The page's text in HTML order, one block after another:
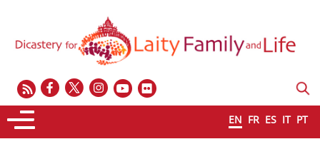
EN FR ES IT PT